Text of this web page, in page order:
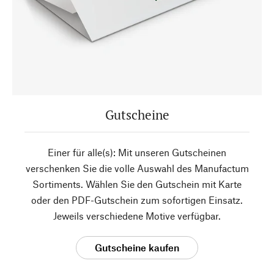
Gutscheine
Einer für alle(s): Mit unseren Gutscheinen
verschenken Sie die volle Auswahl des Manufactum
Sortiments. Wählen Sie den Gutschein mit Karte
oder den PDF-Gutschein zum sofortigen Einsatz.
Jeweils verschiedene Motive verfügbar.
Gutscheine kaufen